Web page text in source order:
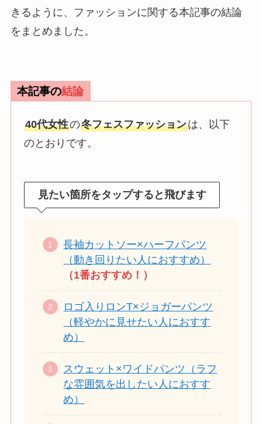
きるように、ファッションに関する本記事の結論
をまとめました。
本記事の結論
40代女性の冬フェスファッションは、以下
のとおりです。
見たい箇所をタップすると飛びます
長袖カットソー×ハーフパンツ
（動き回りたい人におすすめ）
（1番おすすめ！）
ロゴ入りロンT×ジョガーパンツ
（軽やかに見せたい人におすす
め）
スウェット×ワイドパンツ（ラフ
な雰囲気を出したい人におすす
め）